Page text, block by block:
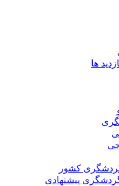
ها
کشور
پیشنهادی